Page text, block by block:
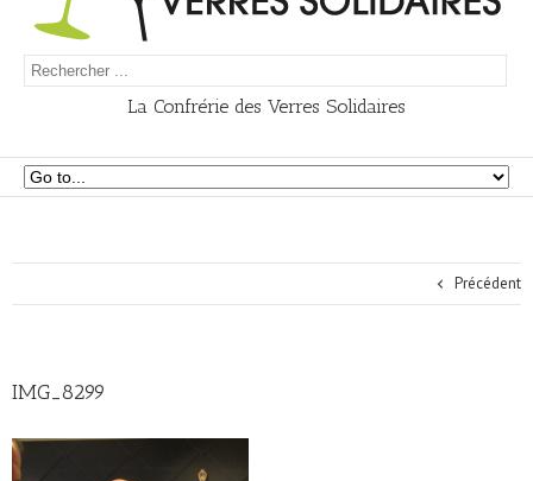
La Confrérie des Verres Solidaires
Précédent
IMG_8299